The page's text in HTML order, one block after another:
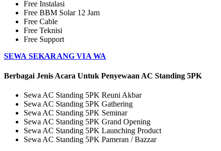
Free Instalasi
Free BBM Solar 12 Jam
Free Cable
Free Teknisi
Free Support
SEWA SEKARANG VIA WA
Berbagai Jenis Acara Untuk Penyewaan AC Standing 5PK
Sewa AC Standing 5PK Reuni Akbar
Sewa AC Standing 5PK Gathering
Sewa AC Standing 5PK Seminar
Sewa AC Standing 5PK Grand Opening
Sewa AC Standing 5PK Launching Product
Sewa AC Standing 5PK Pameran / Bazzar